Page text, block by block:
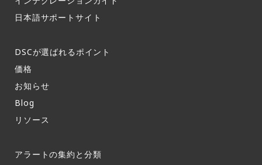
日本語サポートサイト​
DSCが選ばれるポイント
価格
お知らせ​
Blog
リソース
アラートの集約と分類​